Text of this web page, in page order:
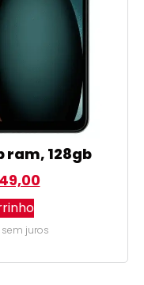
ram, 128gb
sem juros